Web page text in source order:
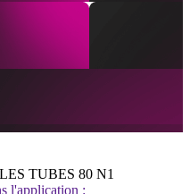
TUBES 80 N1
l'application :